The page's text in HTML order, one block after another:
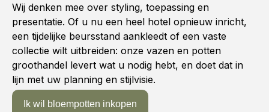
Wij denken mee over styling, toepassing en
presentatie. Of u nu een heel hotel opnieuw inricht,
een tijdelijke beursstand aankleedt of een vaste
collectie wilt uitbreiden: onze vazen en potten
groothandel levert wat u nodig hebt, en doet dat in
lijn met uw planning en stijlvisie.
Ik wil bloempotten inkopen